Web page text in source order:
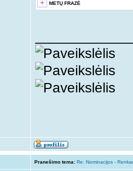
METŲ FRAZĖ
Pranešimo tema: Re: Nominacijos -